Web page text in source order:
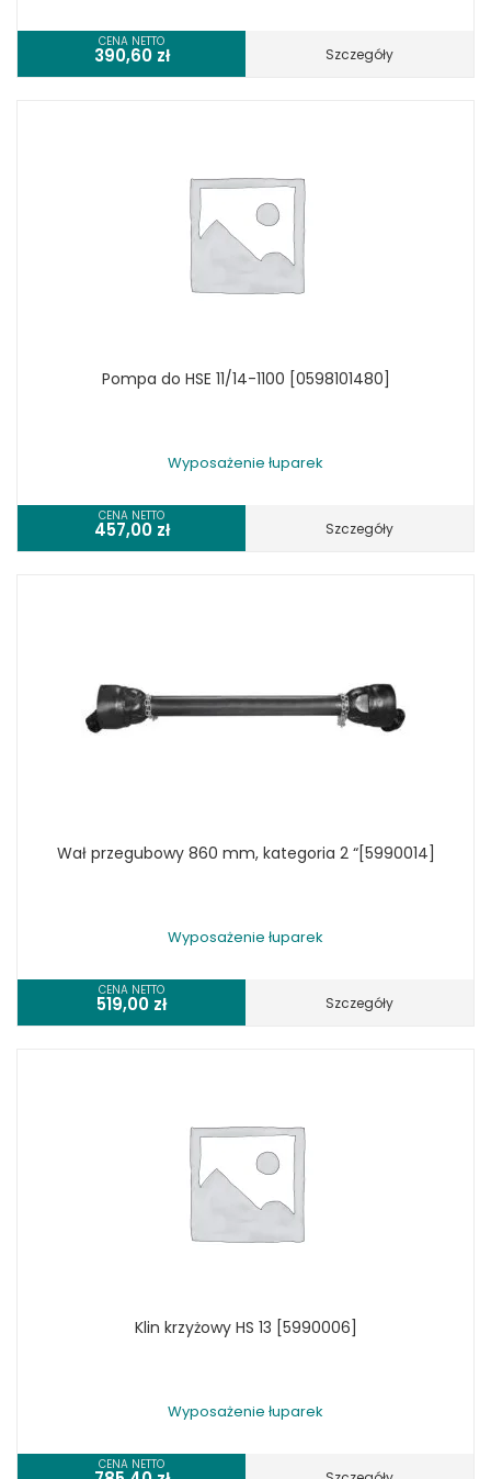
CENA NETTO
390,60 zł Szczegóły
Pompa do HSE 11/14-1100 [0598101480]
Wyposażenie łuparek
CENA NETTO
457,00 zł Szczegóły
Wał przegubowy 860 mm, kategoria 2 “[5990014]
Wyposażenie łuparek
CENA NETTO
519,00 zł Szczegóły
Klin krzyżowy HS 13 [5990006]
Wyposażenie łuparek
CENA NETTO